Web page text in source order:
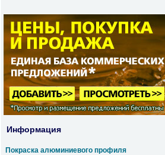
Информация
Покраска алюминиевого профиля